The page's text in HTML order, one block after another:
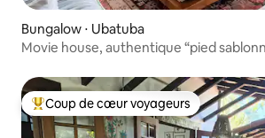
Bungalow ⋅ Ubatuba
Movie house, authentique “pied
Coups de cœur voyageurs les plus
Coup de cœur voyageurs